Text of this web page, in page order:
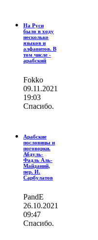
На Руси
было в ходу
несколько
языков и
алфавитов. В
том числе -
арабский
Fokko
09.11.2021
19:03
Спасибо.
Арабские
пословицы и
поговорки.
Абдуль-
Фадль Аль-
Майданий,
пер. И.
Сарбулатов
PandE
26.10.2021
09:47
Спасибо.